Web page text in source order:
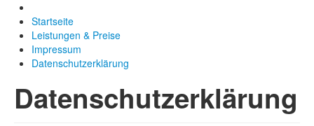
Startseite
Leistungen & Preise
Impressum
Datenschutzerklärung
Datenschutzerklärung